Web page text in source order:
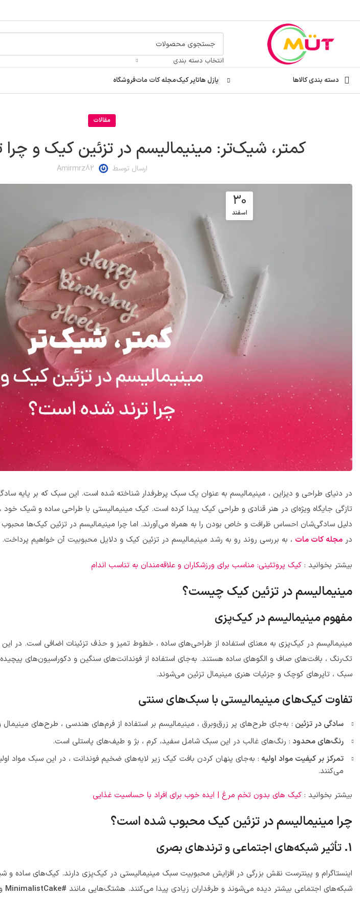
انتخاب دسته بندی
دسته بندی کالاها پازل هاتاپر کیکمجله کات ماتفروشگاه
مقالات
کمتر، شیک‌تر: مینیمالیسم در تزئین کیک و
ارسال توسط Amirmrz82
30
اسفند
در دنیای طراحی و دیزاین ، مینیمالیسم به عنوان یک سبک پرطرفدار شناخته شده است. این سبک که بر پایه
تازگی جایگاه ویژه‌ای در هنر قنادی و طراحی کیک پیدا کرده است. کیک مینیمالیستی با طراحی ساده و شیک خود ،
دلیل سادگی‌شان احساس ظرافت و خاص بودن را به همراه می‌آورند. اما چرا مینیمالیسم در تزئین کیک‌ها
در مجله کات مات ، به بررسی روند رو به رشد مینیمالیسم در تزئین کیک و دلایل محبوبیت آن خواهیم پرداخت.
بیشتر بخوانید : کیک‌ پروتئینی: مناسب برای ورزشکاران و علاقه‌مندان به تناسب اندام
مینیمالیسم در تزئین کیک چیست؟
مفهوم مینیمالیسم در کیک‌پزی
مینیمالیسم در کیک‌پزی به معنای استفاده از طراحی‌های ساده ، خطوط تمیز و حذف تزئینات اضافی است. در
تک‌رنگ ، بافت‌های صاف و الگوهای ساده هستند. به‌جای استفاده از فوندانت‌های سنگین و دکوراسیون‌های
سبک ، تاپرهای کوچک و جزئیات هنری مینیمال تزئین می‌شوند.
تفاوت کیک‌های مینیمالیستی با سبک‌های سنتی
سادگی در تزئین : به‌جای طرح‌های پر زرق‌وبرق ، مینیمالیسم بر استفاده از فرم‌های هندسی ، طرح‌های مینیمال
رنگ‌های محدود : رنگ‌های غالب در این سبک شامل سفید، کرم ، بژ و طیف‌های پاستلی است.
تمرکز بر کیفیت مواد اولیه : به‌جای پنهان کردن بافت کیک زیر لایه‌های ضخیم فوندانت ، در این سبک مواد
می‌کنند.
بیشتر بخوانید : کیک های بدون تخم مرغ | ایده خوب برای افراد با حساسیت غذایی
چرا مینیمالیسم در تزئین کیک محبوب شده است؟
1. تأثیر شبکه‌های اجتماعی و ترندهای بصری
اینستاگرام و پینترست نقش بزرگی در افزایش محبوبیت سبک مینیمالیستی در کیک‌پزی دارند. کیک‌های ساده و
شبکه‌های اجتماعی بیشتر دیده می‌شوند و طرفداران زیادی پیدا می‌کنند. هشتگ‌هایی مانند #MinimalistCake